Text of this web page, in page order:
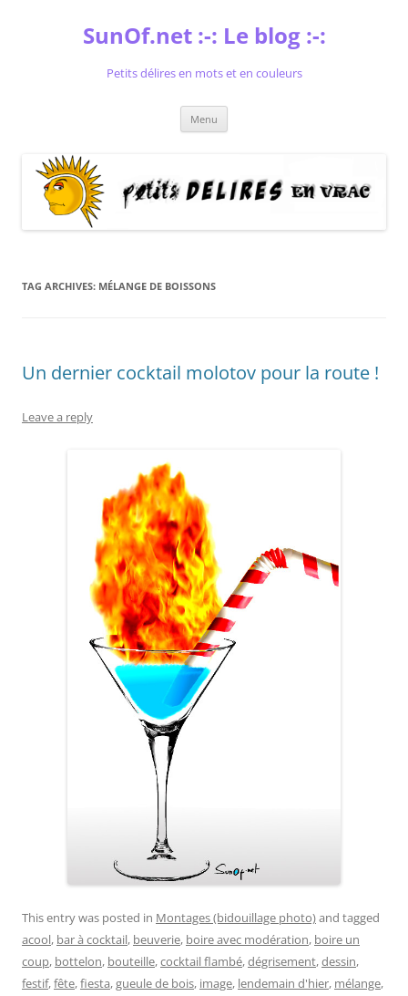
SunOf.net :-: Le blog :-:
Petits délires en mots et en couleurs
Menu
TAG ARCHIVES: MÉLANGE DE BOISSONS
Un dernier cocktail molotov pour la route !
Leave a reply
This entry was posted in Montages (bidouillage photo)and tagged
acool, bar à cocktail, beuverie, boire avec modération, boire un
coup, bottelon, bouteille,cocktail flambé,dégrisement,dessin,
festif,fête,fiesta,gueule de bois, image, lendemain d'hier, mélange,